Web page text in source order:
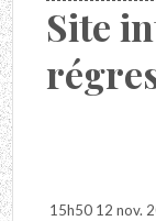
Site
15h50 12 nov.